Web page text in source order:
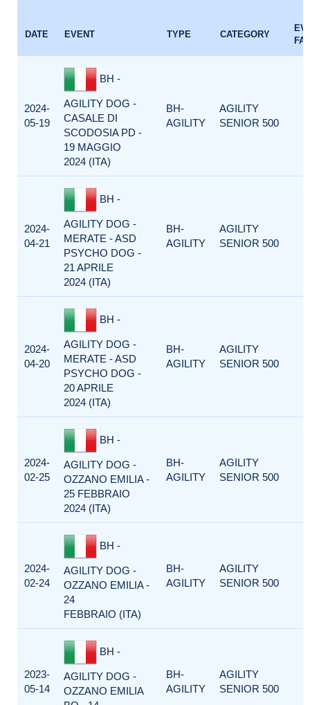
DATE EVENT TYPE CATEGORY
2024-
05-19
BH -
AGILITY DOG -
CASALE DI
SCODOSIA PD -
19 MAGGIO
2024 (ITA)
BH-
AGILITY
AGILITY
SENIOR 500
2024-
04-21
BH -
AGILITY DOG -
MERATE - ASD
PSYCHO DOG -
21 APRILE
2024 (ITA)
BH-
AGILITY
AGILITY
SENIOR 500
2024-
04-20
BH -
AGILITY DOG -
MERATE - ASD
PSYCHO DOG -
20 APRILE
2024 (ITA)
BH-
AGILITY
AGILITY
SENIOR 500
2024-
02-25
BH -
AGILITY DOG -
OZZANO EMILIA -
25 FEBBRAIO
2024 (ITA)
BH-
AGILITY
AGILITY
SENIOR 500
2024-
02-24
BH -
AGILITY DOG -
OZZANO EMILIA -
24
FEBBRAIO (ITA)
BH-
AGILITY
AGILITY
SENIOR 500
2023-
05-14
BH -
AGILITY DOG -
OZZANO EMILIA
BH-
AGILITY
AGILITY
SENIOR 500